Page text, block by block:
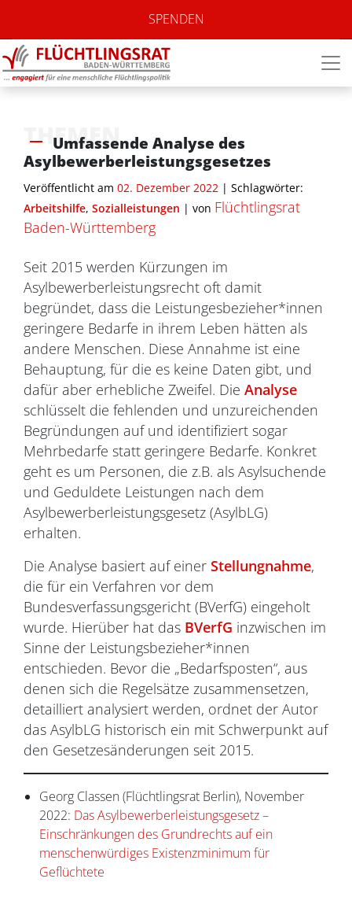
SPENDEN
THEMEN
Umfassende Analyse des
Asylbewerberleistungsgesetzes
Veröffentlicht am 02. Dezember 2022 | Schlagwörter:
Arbeitshilfe, Sozialleistungen | von Flüchtlingsrat
Baden-Württemberg
Seit 2015 werden Kürzungen im
Asylbewerberleistungsrecht oft damit
begründet, dass die Leistungesbezieher*innen
geringere Bedarfe in ihrem Leben hätten als
andere Menschen. Diese Annahme ist eine
Behauptung, für die es keine Daten gibt, und
dafür aber erhebliche Zweifel. Die Analyse
schlüsselt die fehlenden und unzureichenden
Begründungen auf und identifiziert sogar
Mehrbedarfe statt geringere Bedarfe. Konkret
geht es um Personen, die z.B. als Asylsuchende
und Geduldete Leistungen nach dem
Asylbewerberleistungsgesetz (AsylbLG)
erhalten.
Die Analyse basiert auf einer Stellungnahme,
die für ein Verfahren vor dem
Bundesverfassungsgericht (BVerfG) eingeholt
wurde. Hierüber hat das BVerfG inzwischen im
Sinne der Leistungsbezieher*innen
entschieden. Bevor die „Bedarfsposten“, aus
denen sich die Regelsätze zusammensetzen,
detailliert analysiert werden, ordnet der Autor
das AsylbLG historisch ein mit Schwerpunkt auf
den Gesetzesänderungen seit 2015.
Georg Classen (Flüchtlingsrat Berlin), November
2022: Das Asylbewerberleistungsgesetz –
Einschränkungen des Grundrechts auf ein
menschenwürdiges Existenzminimum für
Geflüchtete